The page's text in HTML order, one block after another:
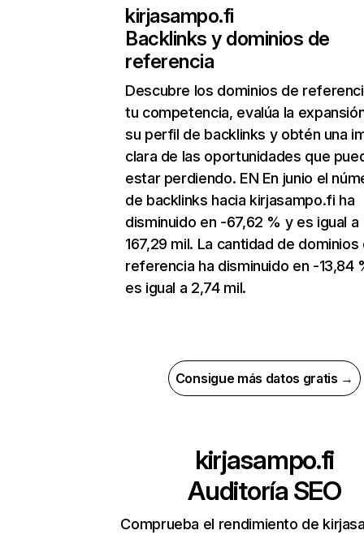
kirjasampo.fi
Backlinks y dominios de
referencia
Descubre los dominios de
tu competencia, evalúa la
su perfil de backlinks y obtén una
clara de las oportunidades que
estar perdiendo. EN En junio el
de backlinks hacia kirjasampo.fi ha
disminuido en -67,62 % y es igual a
167,29 mil. La cantidad de dominios
referencia ha disminuido en -13,84
es igual a 2,74 mil.
Consigue más datos gratis →
kirjasampo.fi
Auditoría SEO
Comprueba el rendimiento de